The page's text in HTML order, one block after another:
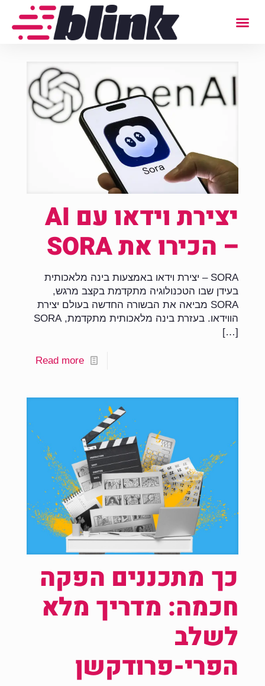
יצירת וידאו עם AI
– הכירו את SORA
SORA – יצירת וידאו באמצעות בינה מלאכותית
בעידן שבו הטכנולוגיה מתקדמת בקצב מרגש,
SORA מביאה את הבשורה החדשה בעולם יצירת
הווידאו. בעזרת בינה מלאכותית מתקדמת, SORA
[…]
Read more
כך מתכננים הפקה
חכמה: מדריך מלא
לשלב
הפרי-פרודקשן